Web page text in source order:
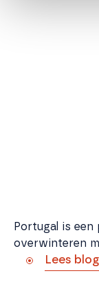
Portugal is
overwinteren
Lees